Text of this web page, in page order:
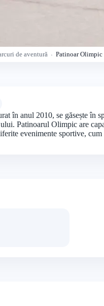
de aventură Patinoar Olimpic
în anul 2010, se găsește în
Patinoarul Olimpic are
evenimente sportive,